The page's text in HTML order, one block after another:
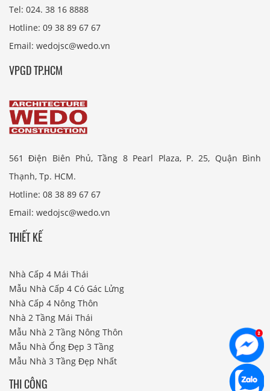
Tel: 024. 38 16 8888
Hotline: 09 38 89 67 67
Email: wedojsc@wedo.vn
VPGD TP.HCM
561 Điện Biên Phủ, Tầng 8 Pearl Plaza, P. 25, Quận Bình
Thạnh, Tp. HCM.
Hotline: 08 38 89 67 67
Email: wedojsc@wedo.vn
THIẾT KẾ
Nhà Cấp 4 Mái Thái
Mẫu Nhà Cấp 4 Có Gác Lửng
Nhà Cấp 4 Nông Thôn
Nhà 2 Tầng Mái Thái
Mẫu Nhà 2 Tầng Nông Thôn
Mẫu Nhà Ống Đẹp 3 Tầng
Mẫu Nhà 3 Tầng Đẹp Nhất
THI CÔNG